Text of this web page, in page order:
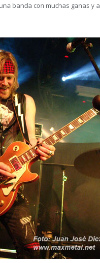
banda con muchas ganas y